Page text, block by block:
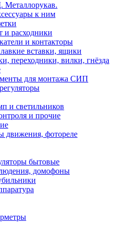
к ним
и расходники
и контакторы
вставки, ящики
переходники, вилки, гнёзда
для монтажа СИП
и светильников
и прочие
движения, фотореле
бытовые
домофоны